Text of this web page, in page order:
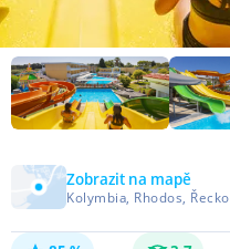
Zobrazit na mapě
Kolymbia, Rhodos, Řecko